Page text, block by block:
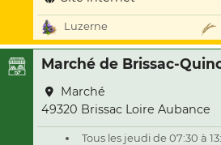
Luzerne
Marché de Brissac-
Marché
49320 Brissac Loire Aubance
Tous les jeudi de 07:30 à